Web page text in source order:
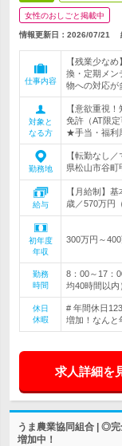
女性のおしごと掲載中
情報更新日：2026/07/21
仕事内容
【残業少な
換・定期メン
物への対応が
対象と
なる方
【意欲重視
免許（AT限
★手当・福利
勤務地
【転勤なし
県松山市谷
給与
【月給制】
歳／570万円
初年度
年収
300万円～
勤務
時間
8：00～17：
均40時間以
休日
休暇
# 年間休日
増加！なんと
求人詳細を
うま農業協同組合 | ◎
増加中！